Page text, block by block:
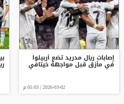
إصابات ريال مدريد تضع أربيلوا
في مأزق قبل مواجهة خيتافي
2026-03-02 | 05:03 م